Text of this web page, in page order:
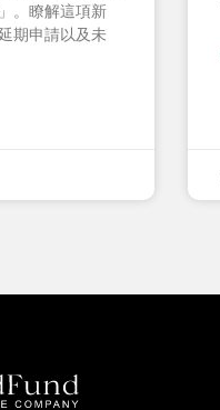
。瞭解這項新
期申請以及未